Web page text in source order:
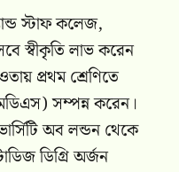
স্টাফ কলেজ,
স্বীকৃতি লাভ করেন
প্রথম শ্রেণিতে
সম্পন্ন করেন।
অব লন্ডন থেকে
ডিগ্রি অর্জন